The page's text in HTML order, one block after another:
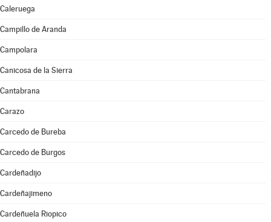
Caleruega
Campillo de Aranda
Campolara
Canicosa de la Sierra
Cantabrana
Carazo
Carcedo de Bureba
Carcedo de Burgos
Cardeñadijo
Cardeñajimeno
Cardeñuela Riopico